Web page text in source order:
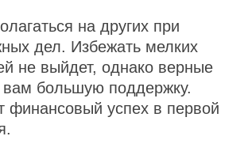
на других при
дел. Избежать мелких
не выйдет, однако верные
большую поддержку.
финансовый успех в первой